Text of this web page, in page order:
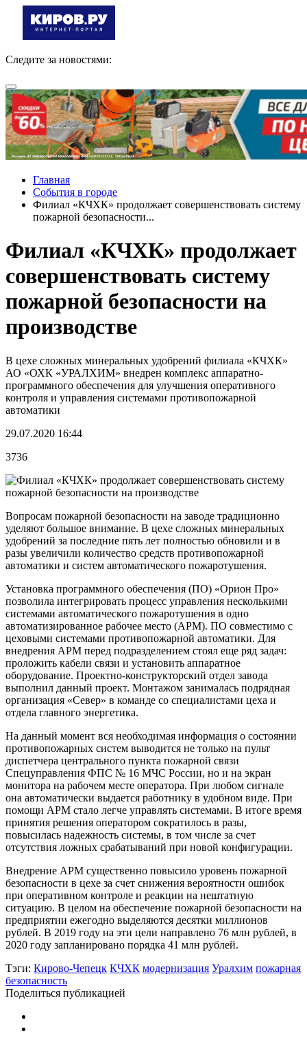
Следите за новостями:
Главная
События в городе
Филиал «КЧХК» продолжает совершенствовать систему
пожарной безопасности...
Филиал «КЧХК» продолжает
совершенствовать систему
пожарной безопасности на
производстве
В цехе сложных минеральных удобрений филиала «КЧХК»
АО «ОХК «УРАЛХИМ» внедрен комплекс аппаратно-
программного обеспечения для улучшения оперативного
контроля и управления системами противопожарной
автоматики
29.07.2020 16:44
3736
Вопросам пожарной безопасности на заводе традиционно
уделяют большое внимание. В цехе сложных минеральных
удобрений за последние пять лет полностью обновили и в
разы увеличили количество средств противопожарной
автоматики и систем автоматического пожаротушения.
Установка программного обеспечения (ПО) «Орион Про»
позволила интегрировать процесс управления несколькими
системами автоматического пожаротушения в одно
автоматизированное рабочее место (АРМ). ПО совместимо с
цеховыми системами противопожарной автоматики. Для
внедрения АРМ перед подразделением стоял еще ряд задач:
проложить кабели связи и установить аппаратное
оборудование. Проектно-конструкторский отдел завода
выполнил данный проект. Монтажом занималась подрядная
организация «Север» в команде со специалистами цеха и
отдела главного энергетика.
На данный момент вся необходимая информация о состоянии
противопожарных систем выводится не только на пульт
диспетчера центрального пункта пожарной связи
Спецуправления ФПС № 16 МЧС России, но и на экран
монитора на рабочем месте оператора. При любом сигнале
она автоматически выдается работнику в удобном виде. При
помощи АРМ стало легче управлять системами. В итоге время
принятия решения оператором сократилось в разы,
повысилась надежность системы, в том числе за счет
отсутствия ложных срабатываний при новой конфигурации.
Внедрение АРМ существенно повысило уровень пожарной
безопасности в цехе за счет снижения вероятности ошибок
при оперативном контроле и реакции на нештатную
ситуацию. В целом на обеспечение пожарной безопасности на
предприятии ежегодно выделяются десятки миллионов
рублей. В 2019 году на эти цели направлено 76 млн рублей, в
2020 году запланировано порядка 41 млн рублей.
Тэги: Кирово-Чепецк КЧХК модернизация Уралхим пожарная
безопасность
Поделиться публикацией